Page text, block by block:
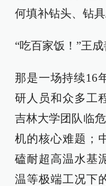
何填补钻头、钻
“吃百家饭！”王
那是一场持续16
研人员和众多工
吉林大学团队临
机的核心难题；
磕耐超高温水基
温等极端工况下